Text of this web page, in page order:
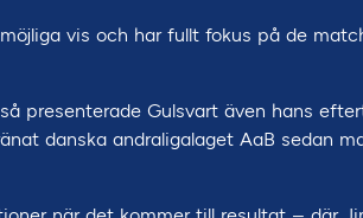
vis och har fullt fokus på de
presenterade Gulsvart även hans
danska andraligalaget AaB sedan